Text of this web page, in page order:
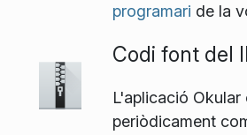
programari de la
Codi font del
L'aplicació Okular
periòdicament